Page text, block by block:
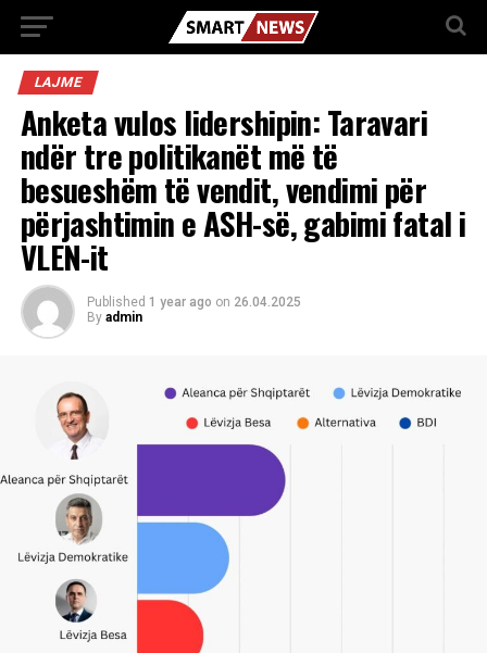
LAJME
Anketa vulos lidershipin: Taravari
ndër tre politikanët më të
besueshëm të vendit, vendimi për
përjashtimin e ASH-së, gabimi fatal i
VLEN-it
Published 1 year ago on 26.04.2025
By admin